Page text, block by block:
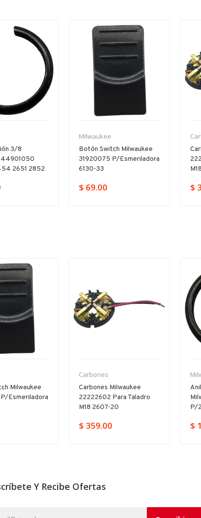
3/8
44901050
2651 2852
Milwaukee
Botón Switch Milwaukee
31920075 P/esmeriladora
6130-33
$ 69.00 $
Milwaukee
esmeriladora
Carbones
Carbones Milwaukee
22222602 Para Taladro
M18 2607-20
$ 359.00
P/
$
Y Recibe Ofertas